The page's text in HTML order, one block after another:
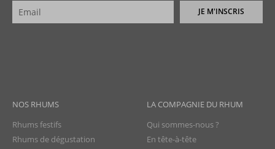
JE M'INSCRIS
NOS RHUMS
Rhums festifs
Rhums de dégustation
LA COMPAGNIE DU RHUM
Qui sommes-nous ?
En tête-à-tête